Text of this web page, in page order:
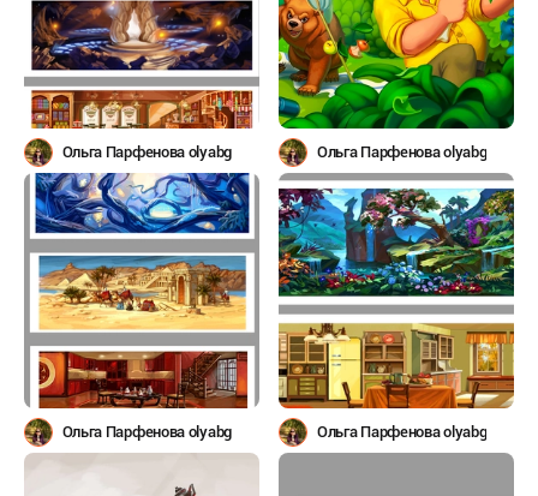
Ольга Парфенова olyabg Ольга Парфенова olyabg
Ольга Парфенова olyabg Ольга Парфенова olyabg